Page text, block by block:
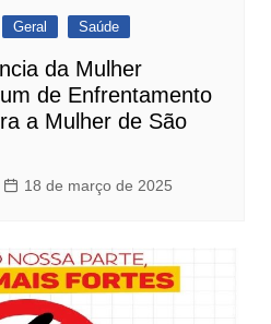
Geral Saúde
da Mulher
de Enfrentamento
a Mulher de São
18 de março de 2025